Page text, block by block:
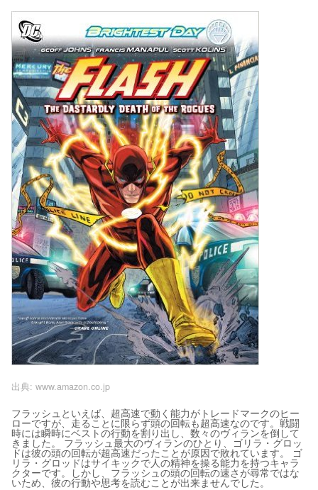
出典: www.amazon.co.jp
フラッシュといえば、超高速で動く能力がトレードマークのヒー
ローですが、走ることに限らず頭の回転も超高速なのです。戦闘
時には瞬時にベストの行動を割り出し、数々のヴィランを倒して
きました。 フラッシュ最大のヴィランのひとり、ゴリラ・グロッ
ドは彼の頭の回転が超高速だったことが原因で敗れています。 ゴ
リラ・グロッドはサイキックで人の精神を操る能力を持つキャラ
クターです。しかし、フラッシュの頭の回転の速さが尋常ではな
いため、彼の行動や思考を読むことが出来ませんでした。